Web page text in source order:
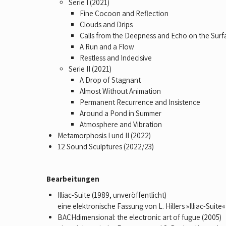
Serie I (2021)
Fine Cocoon and Reflection
Clouds and Drips
Calls from the Deepness and Echo on the
A Run and a Flow
Restless and Indecisive
Serie II (2021)
A Drop of Stagnant
Almost Without Animation
Permanent Recurrence and Insistence
Around a Pond in Summer
Atmosphere and Vibration
Metamorphosis I und II (2022)
12 Sound Sculptures (2022/23)
Bearbeitungen
Illiac-Suite (1989, unveröffentlicht)
eine elektronische Fassung von L. Hillers »Illiac-Suite«
BACHdimensional: the electronic art of fugue (2005)